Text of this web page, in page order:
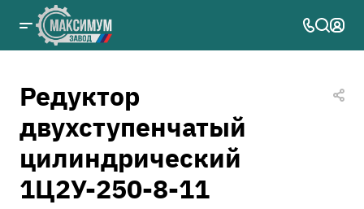
Редуктор
двухступенчатый
цилиндрический
1Ц2У-250-8-11